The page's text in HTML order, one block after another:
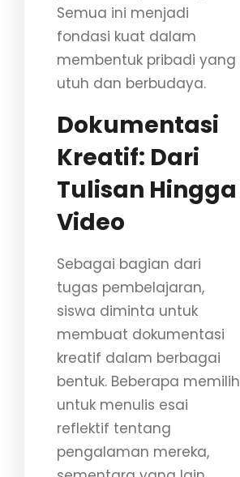
Semua ini menjadi
fondasi kuat dalam
membentuk pribadi yang
utuh dan berbudaya.
Dokumentasi
Kreatif: Dari
Tulisan Hingga
Video
Sebagai bagian dari
tugas pembelajaran,
siswa diminta untuk
membuat dokumentasi
kreatif dalam berbagai
bentuk. Beberapa memilih
untuk menulis esai
reflektif tentang
pengalaman mereka,